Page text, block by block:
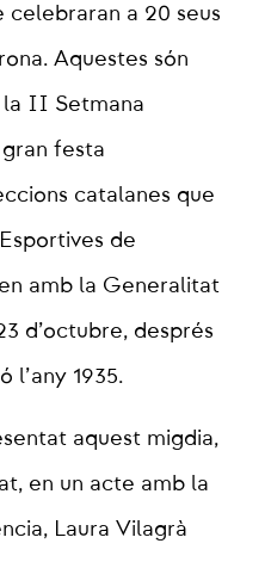
celebraran a 20 seus
Aquestes són
la II Setmana
festa
catalanes que
de
amb la Generalitat
d’octubre, després
l’any 1935.
aquest migdia,
en un acte amb la
Laura Vilagrà